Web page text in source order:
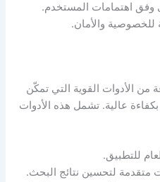
وفق اهتمامات المستخدم.
للخصوصية والأمان.
الأدوات القوية التي تمكّن
عالية. تشمل هذه الأدوات
للتطبيق.
متقدمة لتحسين نتائج البحث.